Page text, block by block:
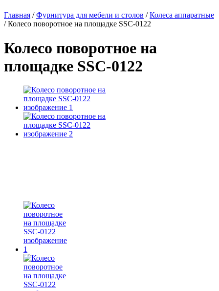
Главная / Фурнитура для мебели и столов / Колеса аппаратные
/ Колесо поворотное на площадке SSC-0122
Колесо поворотное на
площадке SSC-0122